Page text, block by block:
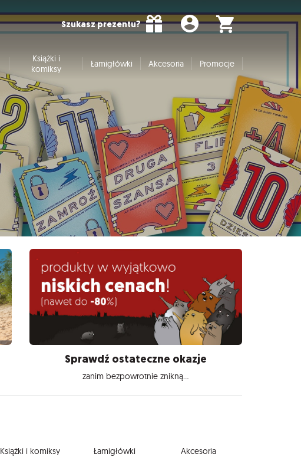
Szukasz prezentu?
Książki i
komiksy
Łamigłówki Akcesoria Promocje
Sprawdź ostateczne okazje
zanim bezpowrotnie znikną...
Książki i komiksy Łamigłówki Akcesoria